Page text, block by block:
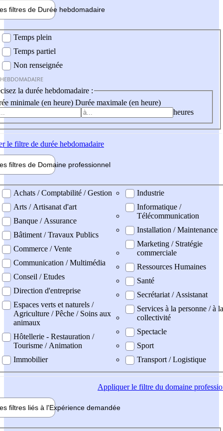
filtres de Durée hebdomadaire
Temps plein
Temps partiel
Non renseignée
la durée hebdomadaire :
minimale (en heure) Durée maximale (en heure)
heures
le filtre de durée hebdomadaire
filtres de Domaine professionnel
professionel
Achats / Comptabilité / Gestion
Arts / Artisanat d'art
Banque / Assurance
Bâtiment / Travaux Publics
Commerce / Vente
Communication / Multimédia
Conseil / Etudes
Direction d'entreprise
Espaces verts et naturels /
Agriculture / Pêche / Soins aux
animaux
Hôtellerie - Restauration /
Tourisme / Animation
Immobilier
Industrie
Informatique /
Télécommunication
Installation / Maintenance
Marketing / Stratégie
commerciale
Ressources Humaines
Santé
Secrétariat / Assistanat
Services à la personne / à la
collectivité
Spectacle
Sport
Transport / Logistique
Appliquerle filtre du domaine
filtres liés à l'Expérience demandée